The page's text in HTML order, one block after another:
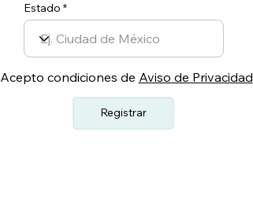
Registrar
Acepto condiciones de Aviso de Privacidad
Estado